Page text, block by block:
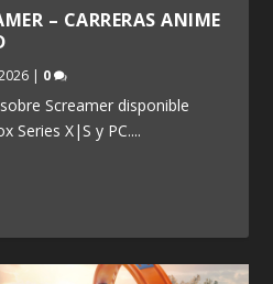
– CARRERAS ANIME
| 0
Screamer disponible
Series X|S y PC....